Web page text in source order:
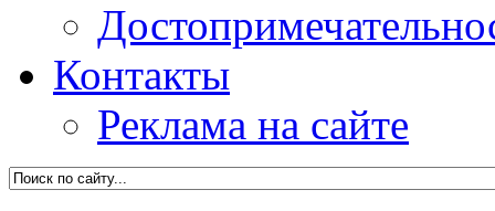
Контакты
Реклама на сайте